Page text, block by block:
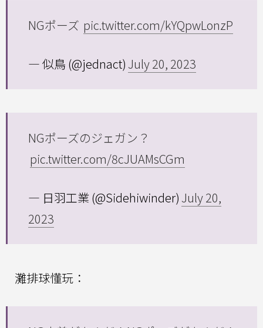
NGポーズ pic.twitter.com/kYQpwLonzP
— 似鳥 (@jednact) July 20, 2023
NGポーズのジェガン？
pic.twitter.com/8cJUAMsCGm
— 日羽工業 (@Sidehiwinder) July 20,
2023
灘排球懂玩：